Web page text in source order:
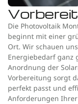
Die Photovoltaik
beginnt mit einer
Ort. Wir schauen
Energiebedarf ganz
Anordnung der
Vorbereitung sorgt
perfekt passt und
Anforderungen